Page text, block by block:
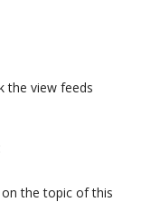
the view feeds
the topic of this